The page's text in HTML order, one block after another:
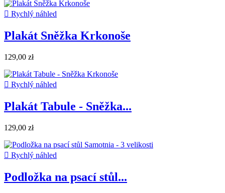
 Rychlý náhled
Plakát Sněžka Krkonoše
129,00 zł
 Rychlý náhled
Plakát Tabule - Sněžka...
129,00 zł
 Rychlý náhled
Podložka na psací stůl...